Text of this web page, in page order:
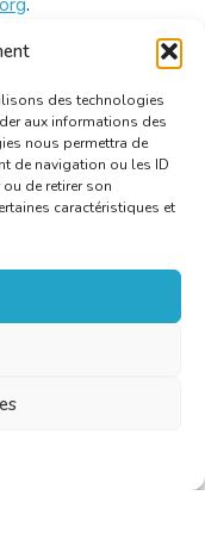
des technologies
aux informations des
nous permettra de
de navigation ou les ID
de retirer son
caractéristiques et
.
3100 4638 6702